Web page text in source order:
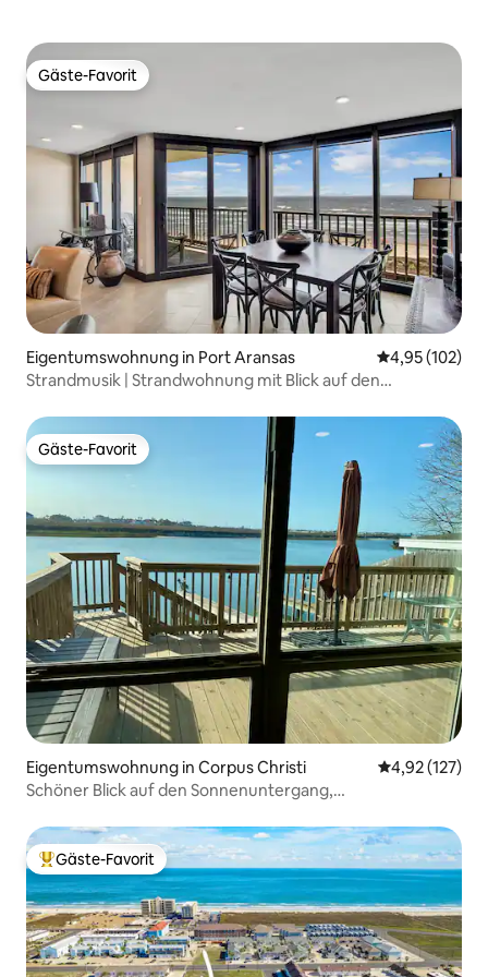
Gäste-Favorit
Gäste-Favorit
Eigentumswohnung in Port Aransas
4,95 (102)
Strandmusik | Strandwohnung mit Blick auf den
Gäste-Favorit
Gäste-Favorit
Eigentumswohnung in Corpus Christi
4,92 (127)
Schöner Blick auf den Sonnenuntergang,
Beliebter Gäste-Favorit.
Gäste-Favorit